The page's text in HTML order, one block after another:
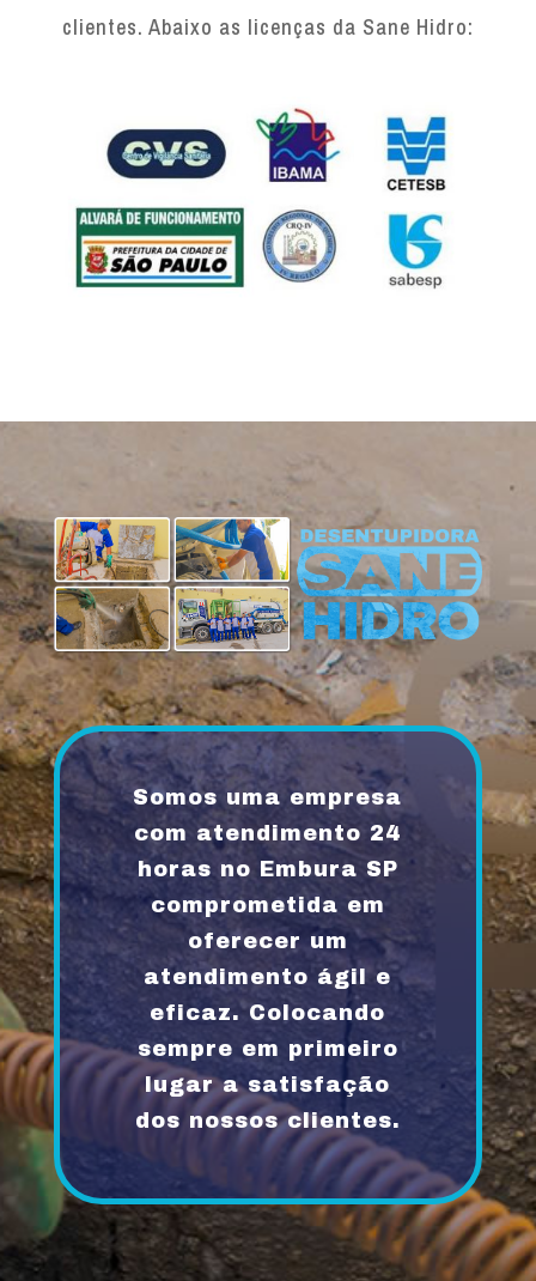
clientes. Abaixo as licenças da Sane Hidro:
Somos uma empresa
com atendimento 24
horas no Embura SP
comprometida em
oferecer um
atendimento ágil e
eficaz. Colocando
sempre em primeiro
lugar a satisfação
dos nossos clientes.